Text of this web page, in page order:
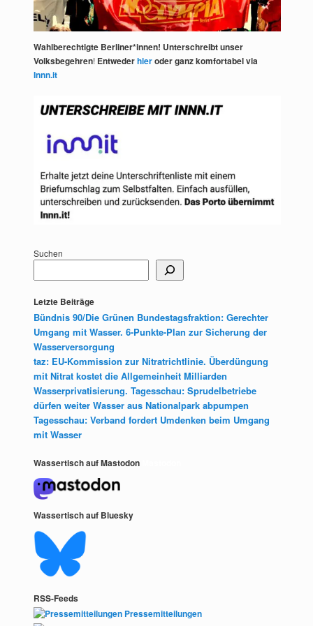
Wahlberechtigte Berliner*innen! Unterschreibt unser
Volksbegehren! Entwederhieroder ganz komfortabel via
Innn.it
Suchen
Letzte Beiträge
Bündnis 90/Die Grünen Bundestagsfraktion: Gerechter
Umgang mit Wasser. 6-Punkte-Plan zur Sicherung der
Wasserversorgung
taz: EU-Kommission zur Nitratrichtlinie. Überdüngung
mit Nitrat kostet die Allgemeinheit Milliarden
Wasserprivatisierung. Tagesschau: Sprudelbetriebe
dürfen weiter Wasser aus Nationalpark abpumpen
Tagesschau: Verband fordert Umdenken beim Umgang
mit Wasser
Wassertisch auf Mastodon
Wassertisch auf Bluesky
RSS-Feeds
Pressemitteilungen